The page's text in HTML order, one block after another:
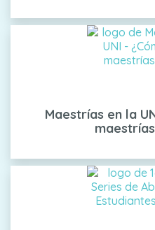
Maestrías en la